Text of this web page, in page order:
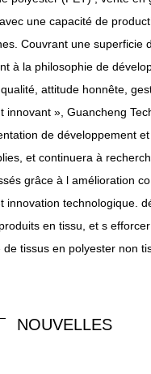
une capacité de
Couvrant une superficie
à la philosophie de
attitude honnête,
innovant », Guancheng
de développement
et continuera à
grâce à l amélioration
innovation technologique.
en tissu, et s
de tissus en polyester non
NOUVELLES